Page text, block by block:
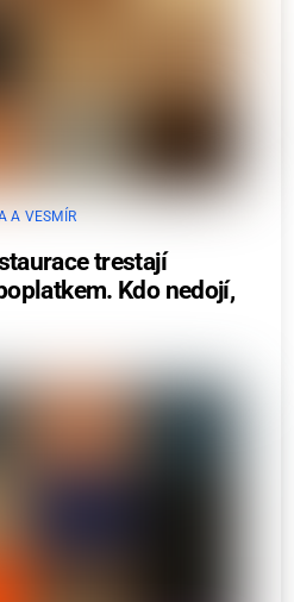
A VESMÍR
trestají
Kdo nedojí,